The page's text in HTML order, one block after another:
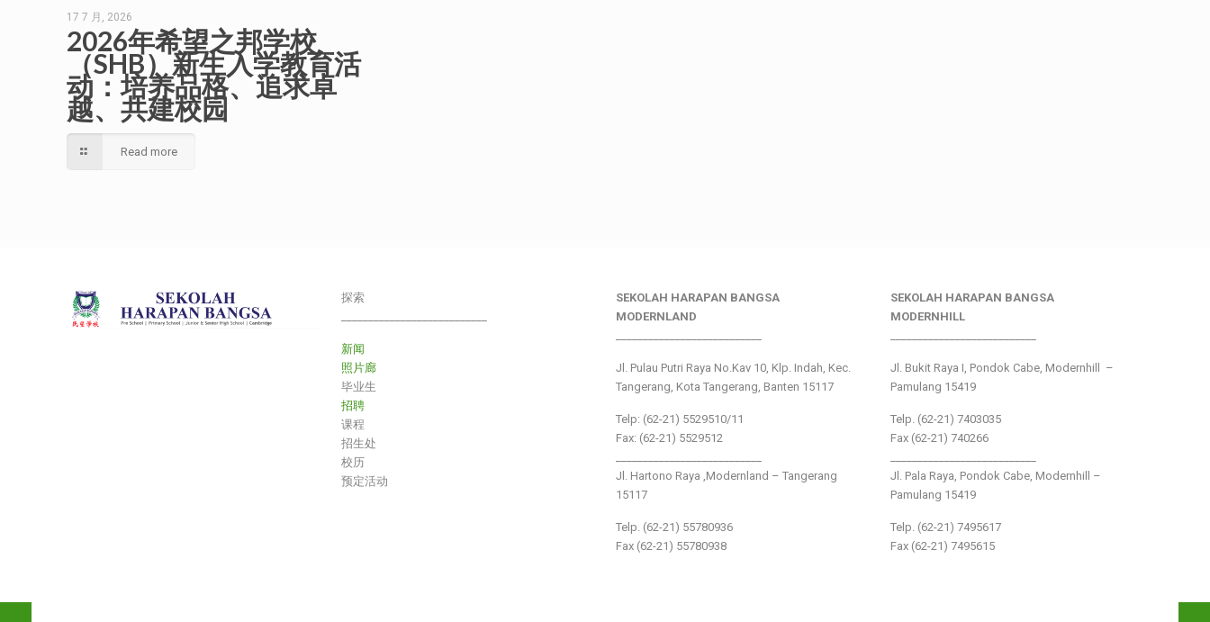
17 7 月, 2026
2026年希望之邦学校
（SHB）新生入学教育活
动：培养品格、追求卓
越、共建校园
Read more
探索
新闻
照片廊
毕业生
招聘
课程
招生处
校历
预定活动
SEKOLAH HARAPAN BANGSA
MODERNLAND
Jl. Pulau Putri Raya No.Kav 10, Klp. Indah, Kec.
Tangerang, Kota Tangerang, Banten 15117
Telp: (62-21) 5529510/11
Fax: (62-21) 5529512
Jl. Hartono Raya ,Modernland – Tangerang
15117
Telp. (62-21) 55780936
Fax (62-21) 55780938
SEKOLAH HARAPAN BANGSA
MODERNHILL
Jl. Bukit Raya I, Pondok Cabe, Modernhill –
Pamulang 15419
Telp. (62-21) 7403035
Fax (62-21) 740266
Jl. Pala Raya, Pondok Cabe, Modernhill –
Pamulang 15419
Telp. (62-21) 7495617
Fax (62-21) 7495615